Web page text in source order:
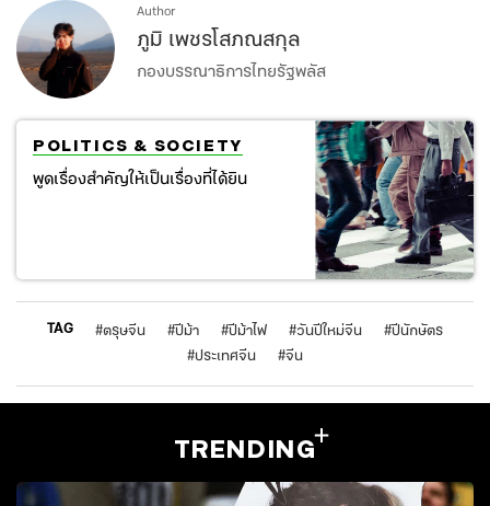
Author
ภูมิ เพชรโสภณสกุล
กองบรรณาธิการไทยรัฐพลัส
POLITICS & SOCIETY
พูดเรื่องสำคัญให้เป็นเรื่องที่ได้ยิน
TAG #ตรุษจีน #ปีม้า #ปีม้าไฟ #วันปีใหม่จีน #ปีนักษัตร
#ประเทศจีน #จีน
TRENDING